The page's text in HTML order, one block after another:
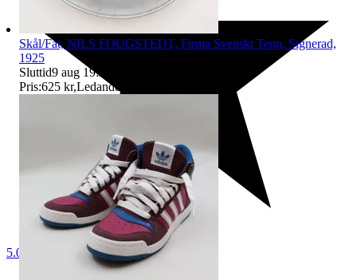
5.0
Skål/Fat, NILS FOUGSTEDT, Firma Svenskt Tenn, Signerad,
1925
Sluttid9 aug 19:25
Pris:625 kr,Ledande bud